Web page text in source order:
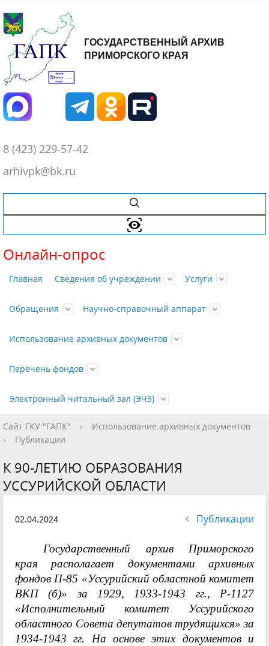
ГОСУДАРСТВЕННЫЙ АРХИВ
ПРИМОРСКОГО КРАЯ
8 (423) 229-57-42
arhivpk@bk.ru
Онлайн-опрос
Главная Сведения об учреждении
Контакты
График
Противодействие
История
Правовые
документы
Характеристика
состава и
Услуги
ГосударственныеБесплатные
Платные
Обращения
Отправить
Личный
Научно-справочный аппарат
Путеводитель СправочникиПеречень
Использование архивных документов
Приём
на
хранение
РассекречиваниеКалендари
дат и
событий
Список
выставки
экземпляр
перечни
документов
Перечень фондов
Досоветского
Советского и
периодов
Органов,
учреждений
коммунистической
ВКП(б) - КПСС - КП
Электронный читальный зал (ЭЧЗ)
Открыть
Памятка о
ЭЧЗ
Политика
персональных
данных
Сайт ГКУ "ГАПК" ›
Использование архивных документов
›
Публикации
К 90-ЛЕТИЮ ОБРАЗОВАНИЯ
УССУРИЙСКОЙ ОБЛАСТИ
02.04.2024 Публикации
Государственный архив Приморского
края располагает документами архивных
фондов П-85 «Уссурийский областной комитет
ВКП (б)» за 1929, 1933-1943 гг., Р-1127
«Исполнительный комитет Уссурийского
областного Совета депутатов трудящихся» за
1934-1943 гг. На основе этих документов и